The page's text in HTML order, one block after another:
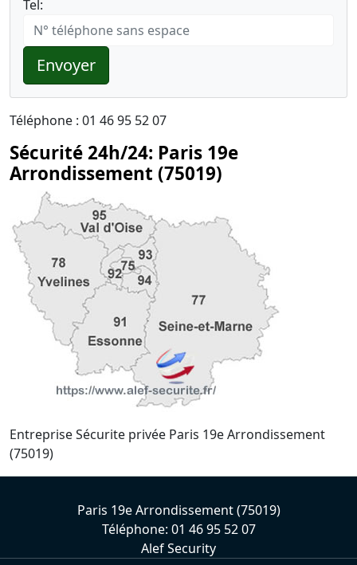
Tel:
Envoyer
Téléphone : 01 46 95 52 07
Sécurité 24h/24: Paris 19e
Arrondissement (75019)
Entreprise Sécurite privée Paris 19e Arrondissement
(75019)
Paris 19e Arrondissement (75019)
Téléphone: 01 46 95 52 07
Alef Security